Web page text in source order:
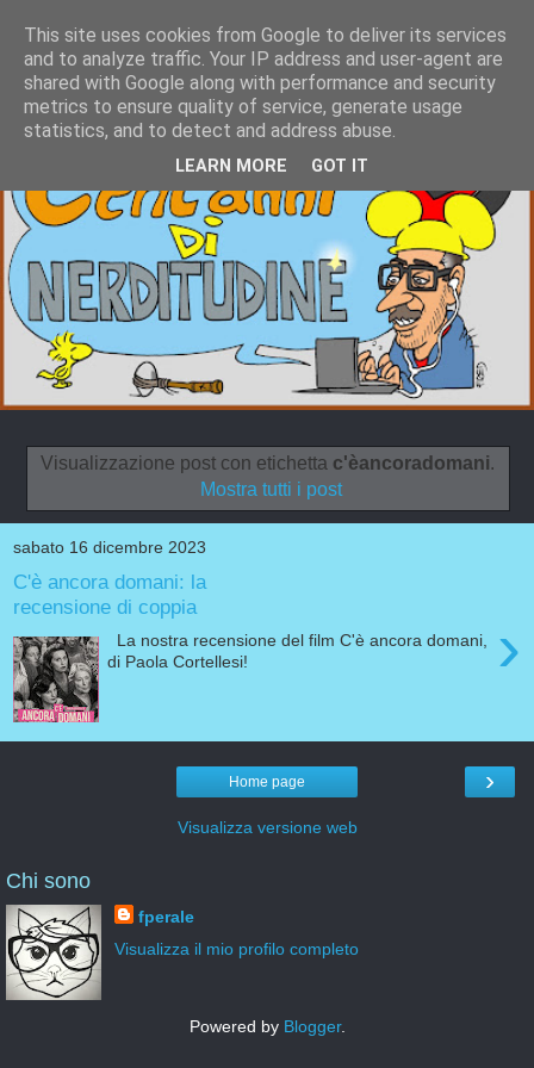
Visualizzazione post con etichetta c'èancoradomani.
Mostra tutti i post
sabato 16 dicembre 2023
C'è ancora domani: la
recensione di coppia
›
La nostra recensione del film C'è ancora domani,
di Paola Cortellesi!
›
Home page
Visualizza versione web
Chi sono
fperale
Visualizza il mio profilo completo
Powered by Blogger.
This site uses cookies from Google to deliver its services
and to analyze traffic. Your IP address and user-agent are
shared with Google along with performance and security
metrics to ensure quality of service, generate usage
statistics, and to detect and address abuse.
LEARN MORE GOT IT